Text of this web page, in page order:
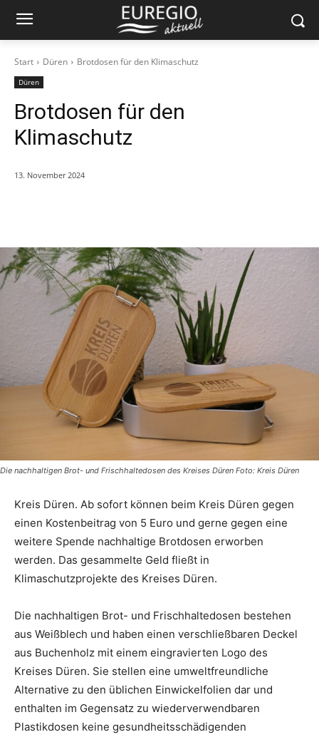
Start Düren Brotdosen für den Klimaschutz
Düren
Brotdosen für den
Klimaschutz
13. November 2024
Die nachhaltigen Brot- und Frischhaltedosen des Kreises Düren Foto: Kreis Düren
Kreis Düren. Ab sofort können beim Kreis Düren gegen
einen Kostenbeitrag von 5 Euro und gerne gegen eine
weitere Spende nachhaltige Brotdosen erworben
werden. Das gesammelte Geld fließt in
Klimaschutzprojekte des Kreises Düren.
Die nachhaltigen Brot- und Frischhaltedosen bestehen
aus Weißblech und haben einen verschließbaren Deckel
aus Buchenholz mit einem eingravierten Logo des
Kreises Düren. Sie stellen eine umweltfreundliche
Alternative zu den üblichen Einwickelfolien dar und
enthalten im Gegensatz zu wiederverwendbaren
Plastikdosen keine gesundheitsschädigenden